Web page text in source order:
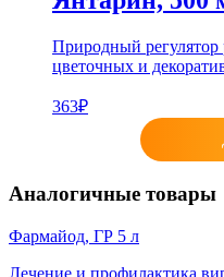
Природный регулятор
цветочных и
363₽
Аналогичные товары
Фармайод, ГР 5 л
Лечение и профилактика